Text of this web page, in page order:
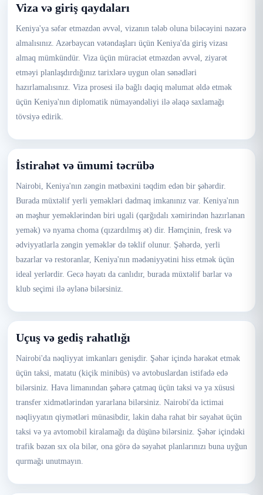
Viza və giriş qaydaları
Keniya'ya səfər etməzdən əvvəl, vizanın tələb oluna biləcəyini nəzərə
almalısınız. Azərbaycan vətəndaşları üçün Keniya'da giriş vizası
almaq mümkündür. Viza üçün müraciət etməzdən əvvəl, ziyarət
etməyi planlaşdırdığınız tarixlərə uygun olan sənədləri
hazırlamalısınız. Viza prosesi ilə bağlı dəqiq məlumat əldə etmək
üçün Keniya'nın diplomatik nümayəndəliyi ilə əlaqə saxlamağı
tövsiyə edirik.
İstirahət və ümumi təcrübə
Nairobi, Keniya'nın zəngin mətbəxini təqdim edən bir şəhərdir.
Burada müxtəlif yerli yeməkləri dadmaq imkanınız var. Keniya'nın
ən məşhur yeməklərindən biri ugali (qarğıdalı xəmirindən hazırlanan
yemək) və nyama choma (qızardılmış ət) dir. Həmçinin, fresk və
ədviyyatlarla zəngin yeməklər də təklif olunur. Şəhərdə, yerli
bazarlar və restoranlar, Keniya'nın mədəniyyətini hiss etmək üçün
ideal yerlərdir. Gecə həyatı da canlıdır, burada müxtəlif barlar və
klub seçimi ilə əylənə bilərsiniz.
Uçuş və gediş rahatlığı
Nairobi'da nəqliyyat imkanları genişdir. Şəhər içində hərəkət etmək
üçün taksi, matatu (kiçik minibüs) və avtobuslardan istifadə edə
bilərsiniz. Hava limanından şəhərə çatmaq üçün taksi və ya xüsusi
transfer xidmətlərindən yararlana bilərsiniz. Nairobi'da ictimai
nəqliyyatın qiymətləri münasibdir, lakin daha rahat bir səyahət üçün
taksi və ya avtomobil kiralamağı da düşünə bilərsiniz. Şəhər içindəki
trafik bəzən sıx ola bilər, ona görə də səyahət planlarınızı buna uyğun
qurmağı unutmayın.